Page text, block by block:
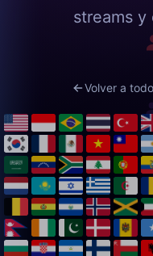
streams y
Volver a